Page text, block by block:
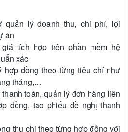
quản lý doanh thu, chi phí, lợi
án
tích hợp trên phần mềm hệ
xác
hợp đồng theo từng tiêu chí như
tháng,…
toán, quản lý đơn hàng liên
đồng, tạo phiếu đề nghị thanh
thu chi theo từng hợp đồng với